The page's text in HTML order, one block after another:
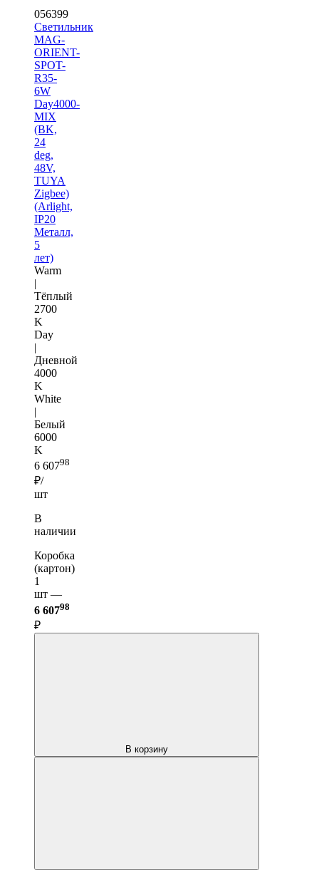
056399
Светильник
MAG-
ORIENT-
SPOT-
R35-
6W
Day4000-
MIX
(BK,
24
deg,
48V,
TUYA
Zigbee)
(Arlight,
IP20
Металл,
5
лет)
Warm
|
Тёплый
2700
K
Day
|
Дневной
4000
K
White
|
Белый
6000
K
6 60798
₽/
шт
В
наличии
Коробка
(картон)
1
шт —
6 60798
₽
В корзину